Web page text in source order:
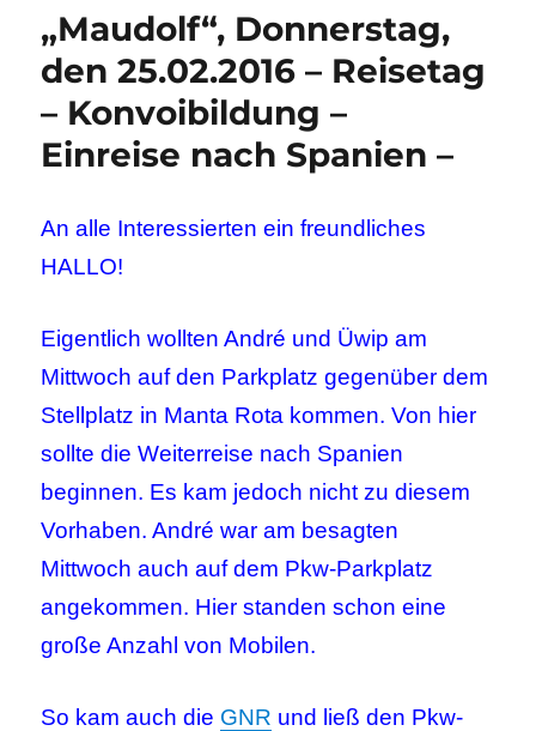
„Maudolf“, Donnerstag,
den 25.02.2016 – Reisetag
– Konvoibildung –
Einreise nach Spanien –
An alle Interessierten ein freundliches
HALLO!
Eigentlich wollten André und Üwip am
Mittwoch auf den Parkplatz gegenüber dem
Stellplatz in Manta Rota kommen. Von hier
sollte die Weiterreise nach Spanien
beginnen. Es kam jedoch nicht zu diesem
Vorhaben. André war am besagten
Mittwoch auch auf dem Pkw-Parkplatz
angekommen. Hier standen schon eine
große Anzahl von Mobilen.
So kam auch die GNR und ließ den Pkw-